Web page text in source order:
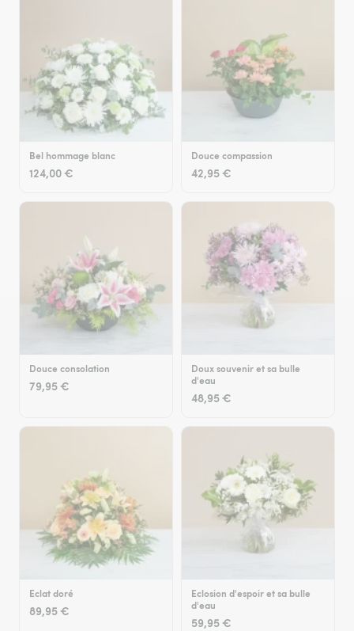
Bel hommage blanc
124,00 €
Douce compassion
42,95 €
Douce consolation
79,95 €
Doux souvenir et sa bulle
d'eau
48,95 €
Eclat doré
89,95 €
Eclosion d'espoir et sa bulle
d'eau
59,95 €